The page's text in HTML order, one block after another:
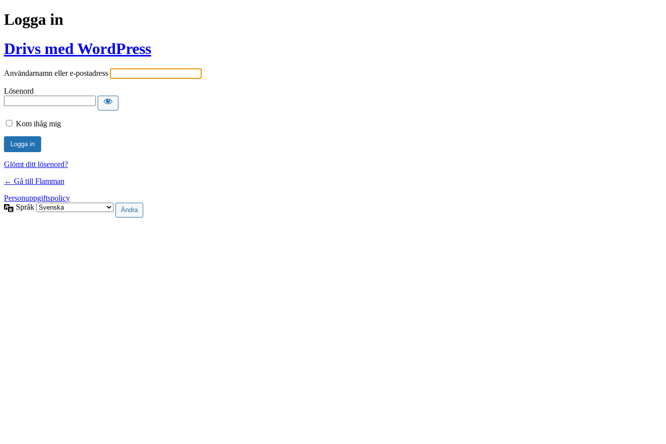
Logga in
Drivs med WordPress
Användarnamn eller e-postadress
Lösenord
Kom ihåg mig
Glömt ditt lösenord?
← Gå till Flamman
Personuppgiftspolicy
Språk